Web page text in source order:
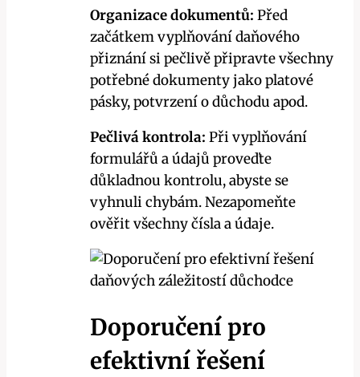
Organizace dokumentů: Před
začátkem vyplňování daňového
přiznání si pečlivě připravte všechny
potřebné dokumenty jako platové
pásky, potvrzení o důchodu apod.
Pečlivá kontrola: Při vyplňování
formulářů a údajů proveďte
důkladnou kontrolu, abyste se
vyhnuli chybám. Nezapomeňte
ověřit všechny čísla a údaje.
Doporučení pro
efektivní řešení